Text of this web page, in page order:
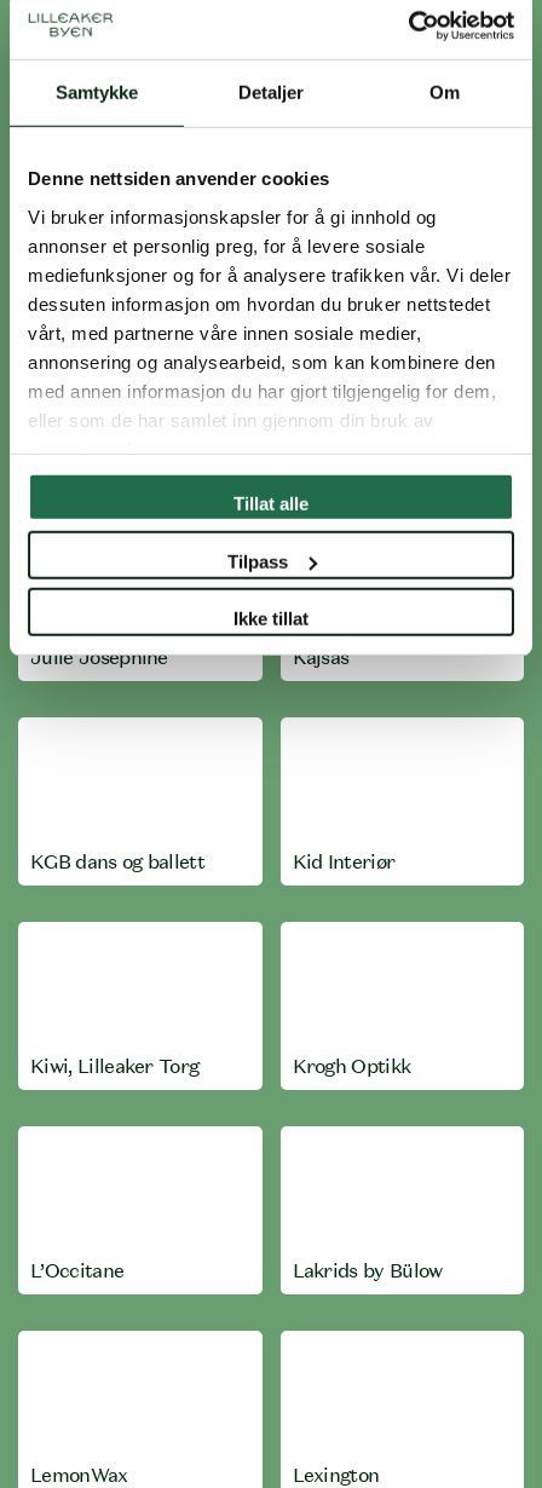
Samtykke Detaljer Om
Denne nettsiden anvender cookies
Vi bruker informasjonskapsler for å gi innhold og
annonser et personlig preg, for å levere sosiale
mediefunksjoner og for å analysere trafikken vår. Vi deler
dessuten informasjon om hvordan du bruker nettstedet
vårt, med partnerne våre innen sosiale medier,
annonsering og analysearbeid, som kan kombinere den
med annen informasjon du har gjort tilgjengelig for dem,
eller som de har samlet inn gjennom din bruk av
Tillat alle
Tilpass
Ikke tillat
Hexagon, Lilleaker Torg
Informasjonen Jernia
Joe & The Juice John Henric
Julie Josephine Kajsas
KGB dans og ballett Kid Interiør
Kiwi, Lilleaker Torg Krogh Optikk
L’Occitane Lakrids by Bülow
LemonWax Lexington